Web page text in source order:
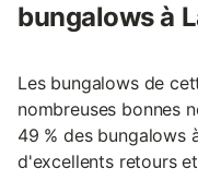
bungalows à
Les bungalows de
nombreuses bonnes
49 % des bungalows
d'excellents retours